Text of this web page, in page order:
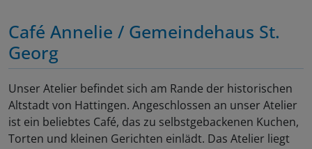
Café Annelie / Gemeindehaus St.
Georg
Unser Atelier befindet sich am Rande der historischen
Altstadt von Hattingen. Angeschlossen an unser Atelier
ist ein beliebtes Café, das zu selbstgebackenen Kuchen,
Torten und kleinen Gerichten einlädt. Das Atelier liegt